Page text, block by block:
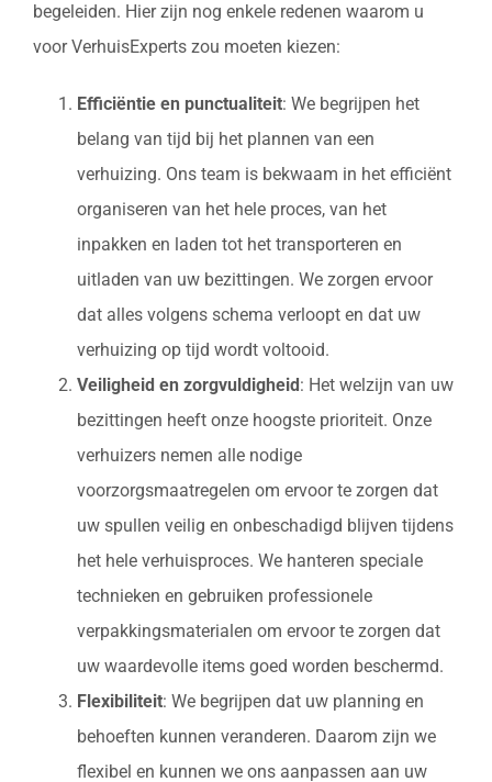
begeleiden. Hier zijn nog enkele redenen waarom u
voor VerhuisExperts zou moeten kiezen:
Efficiëntie en punctualiteit: We begrijpen het
belang van tijd bij het plannen van een
verhuizing. Ons team is bekwaam in het efficiënt
organiseren van het hele proces, van het
inpakken en laden tot het transporteren en
uitladen van uw bezittingen. We zorgen ervoor
dat alles volgens schema verloopt en dat uw
verhuizing op tijd wordt voltooid.
Veiligheid en zorgvuldigheid : Het welzijn van uw
bezittingen heeft onze hoogste prioriteit. Onze
verhuizers nemen alle nodige
voorzorgsmaatregelen om ervoor te zorgen dat
uw spullen veilig en onbeschadigd blijven tijdens
het hele verhuisproces. We hanteren speciale
technieken en gebruiken professionele
verpakkingsmaterialen om ervoor te zorgen dat
uw waardevolle items goed worden beschermd.
Flexibiliteit: We begrijpen dat uw planning en
behoeften kunnen veranderen. Daarom zijn we
flexibel en kunnen we ons aanpassen aan uw